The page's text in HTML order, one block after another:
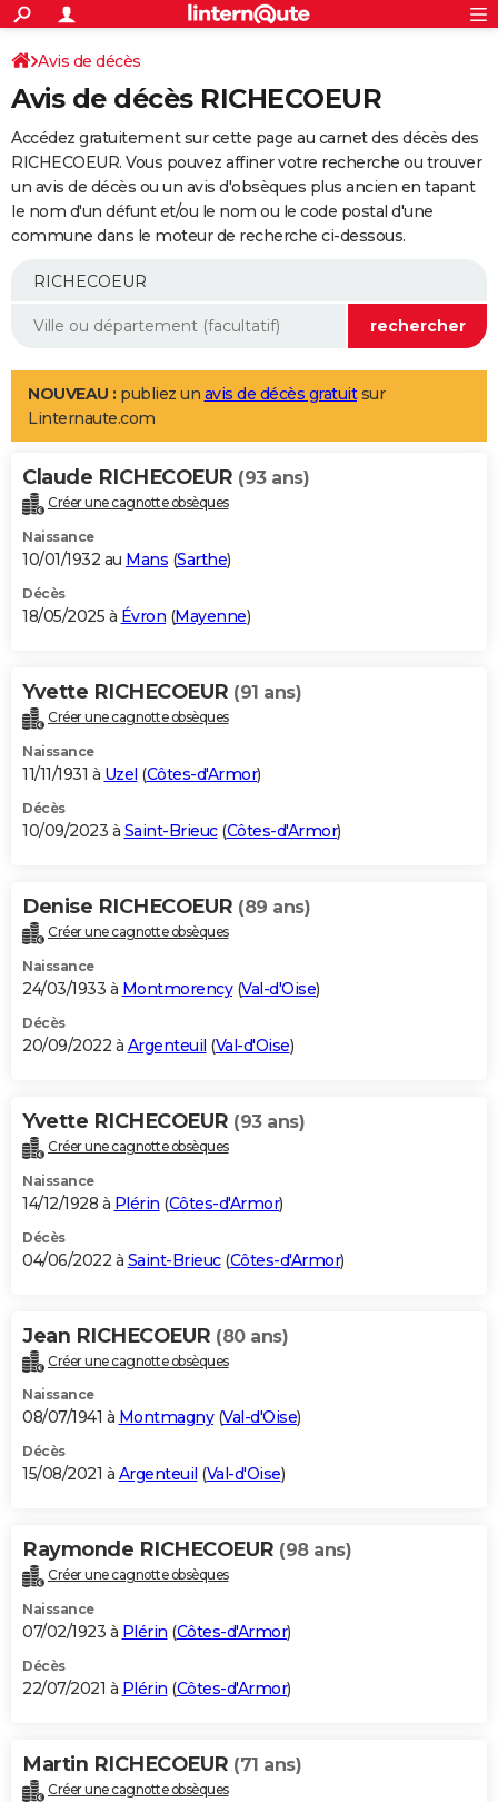
ACTUALITÉS
Politique
Société
Faits Divers
Education
Monde
Villes
+
SPORT
Coupe du monde 2026
Football
Tennis
Cyclisme
Rugby
Forum
Programme TV
TNT
Streaming
Cinéma
Sorties cinéma
Musique
+
FINANCE
Impôts
Immobilier
Risques naturels par ville
Banque
Assurance
Crédit
AUTO
Essais
Réserver un essai
Citadines
Berlines
SUV
Forum auto
+
Mobiles
Meilleur smartphone
Internet
Ordinateurs
Jeux vidéo
Guide high-tech
Aménagement intérieur
LIFESTYLE
Art de vivre
Bien-être
Loisirs
Mode
Modes de vie
Alimentation
Guide de la santé
Maladies
Médicaments
Sommeil
VOYAGE
Destinations
City break
Voyage nature
Voyage de noces
Forum
Climat
+PHOTO
GUIDES D'ACHAT
BONS PLANS
Carte de Noël
Carte Bonne année
Carte Saint-Valentin
Carte Pâques
Carte d'anniversaire
DICTIONNAIRE
Dictionnaire
Biographies
Citations
Expressions
Proverbes
PROGRAMME TV
S'inscrire
Se connecter
Lycées
Collèges
Primaires
Universités
Entreprises
Service militaire
Avis de recherche
AVIS DE DÉCÈS
Bricolage
Lifestyle
Culture
Sport
Auto
Television
Voyage
Cinema
Avis de décès
Avis de décès RICHECOEUR
Accédez gratuitement sur cette page au carnet des décès des
RICHECOEUR. Vous pouvez affiner votre recherche ou trouver
un avis de décès ou un avis d'obsèques plus ancien en tapant
le nom d'un défunt et/ou le nom ou le code postal d'une
commune dans le moteur de recherche ci-dessous.
NOUVEAU : publiez un avis de décès gratuitsur
Linternaute.com
Claude RICHECOEUR (93 ans)
Créer une cagnotte obsèques
Naissance
10/01/1932 au Mans (Sarthe)
Décès
18/05/2025 à Évron (Mayenne)
Yvette RICHECOEUR (91 ans)
Créer une cagnotte obsèques
Naissance
11/11/1931 à Uzel (Côtes-d'Armor)
Décès
10/09/2023 à Saint-Brieuc(Côtes-d'Armor)
Denise RICHECOEUR (89 ans)
Créer une cagnotte obsèques
Naissance
24/03/1933 à Montmorency(Val-d'Oise)
Décès
20/09/2022 à Argenteuil (Val-d'Oise)
Yvette RICHECOEUR (93 ans)
Créer une cagnotte obsèques
Naissance
14/12/1928 à Plérin (Côtes-d'Armor)
Décès
04/06/2022 à Saint-Brieuc(Côtes-d'Armor)
Jean RICHECOEUR (80 ans)
Créer une cagnotte obsèques
Naissance
08/07/1941 à Montmagny(Val-d'Oise)
Décès
15/08/2021 à Argenteuil (Val-d'Oise)
Raymonde RICHECOEUR (98 ans)
Créer une cagnotte obsèques
Naissance
07/02/1923 à Plérin (Côtes-d'Armor)
Décès
22/07/2021 à Plérin (Côtes-d'Armor)
Martin RICHECOEUR (71 ans)
Créer une cagnotte obsèques